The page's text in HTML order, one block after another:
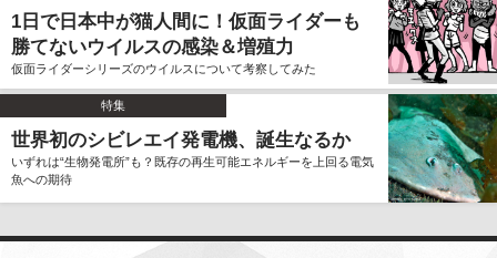
1日で日本中が猫人間に！仮面ライダーも
勝てないウイルスの感染＆増殖力
仮面ライダーシリーズのウイルスについて考察してみた
特集
世界初のシビレエイ発電機、誕生なるか
いずれは“生物発電所”も？既存の再生可能エネルギーを上回る電気
魚への期待